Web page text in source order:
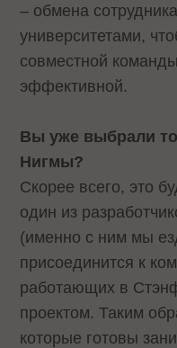
– обмена
университетами,
совместной
эффективной.
Вы уже выбрали
Нигмы?
Скорее всего, это
один из
(именно с ним мы
присоединится к
работающих в
проектом. Таким
которые готовы